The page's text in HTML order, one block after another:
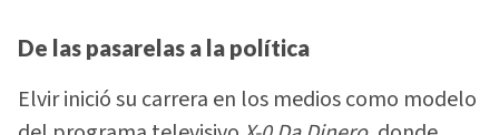
De las pasarelas a la política
Elvir inició su carrera en los medios como modelo